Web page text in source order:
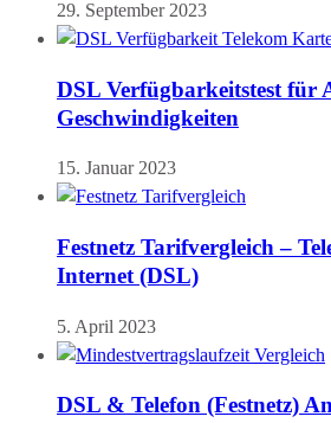
29. September 2023
DSL Verfügbarkeitstest für
Geschwindigkeiten
15. Januar 2023
Festnetz Tarifvergleich –
Internet (DSL)
5. April 2023
DSL & Telefon (Festnetz)